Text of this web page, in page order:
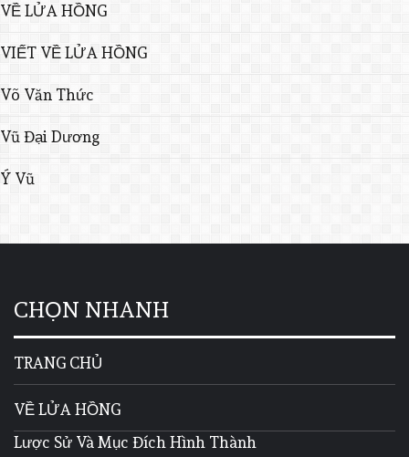
VỀ LỬA HỒNG
VIẾT VỀ LỬA HỒNG
Võ Văn Thức
Vũ Đại Dương
Ý Vũ
CHỌN NHANH
TRANG CHỦ
VỀ LỬA HỒNG
Lược Sử Và Mục Đích Hình Thành